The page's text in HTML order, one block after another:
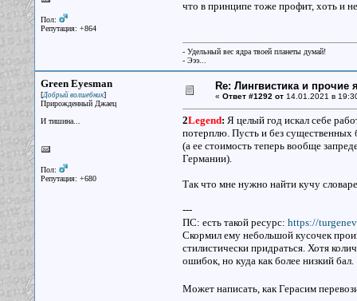
Пол:
Репутация: +864
что в принципе тоже профит, хоть и
- Удельный вес ядра твоей планеты думай!
- Эээ...
Green Eyesman
[Добрый волшебник]
Прирожденный Джаец
И тишина...
Пол:
Репутация: +680
Re: Лингвистика и прочие
« Ответ #1292 от14.01.2021 в
2Legend: Я целый год искал себе
потерплю. Пусть и без
(а ее стоимость теперь вообще
Германии).
Так что мне нужно найти кучу
---
ПС: есть такой ресурс: https://
Скормил ему небольшой кусочек
стилистически придраться. Хотя
ошибок, но куда как более низкий бал.
Может написать, как Герасим